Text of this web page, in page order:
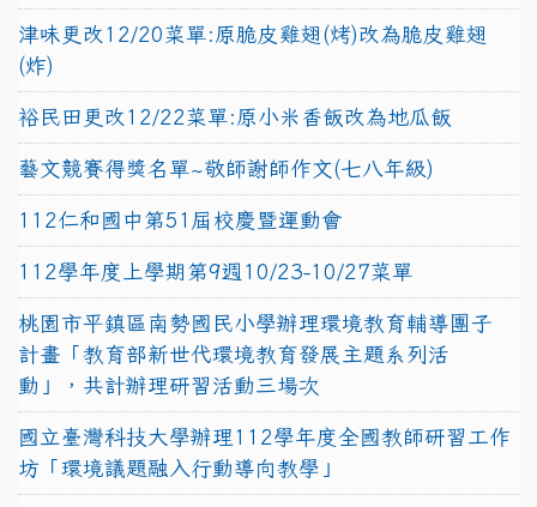
津味更改12/20菜單:原脆皮雞翅(烤)改為脆皮雞翅
(炸)
裕民田更改12/22菜單:原小米香飯改為地瓜飯
藝文競賽得獎名單~敬師謝師作文(七八年級)
112仁和國中第51屆校慶暨運動會
112學年度上學期第9週10/23-10/27菜單
桃園市平鎮區南勢國民小學辦理環境教育輔導團子
計畫「教育部新世代環境教育發展主題系列活
動」，共計辦理研習活動三場次
國立臺灣科技大學辦理112學年度全國教師研習工作
坊「環境議題融入行動導向教學」